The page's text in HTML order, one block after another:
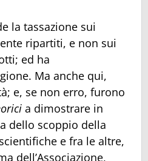
la tassazione sui
ripartiti, e non sui
ed ha
Ma anche qui,
e, se non erro, furono
a dimostrare in
dello scoppio della
e fra le altre,
dell’Associazione,